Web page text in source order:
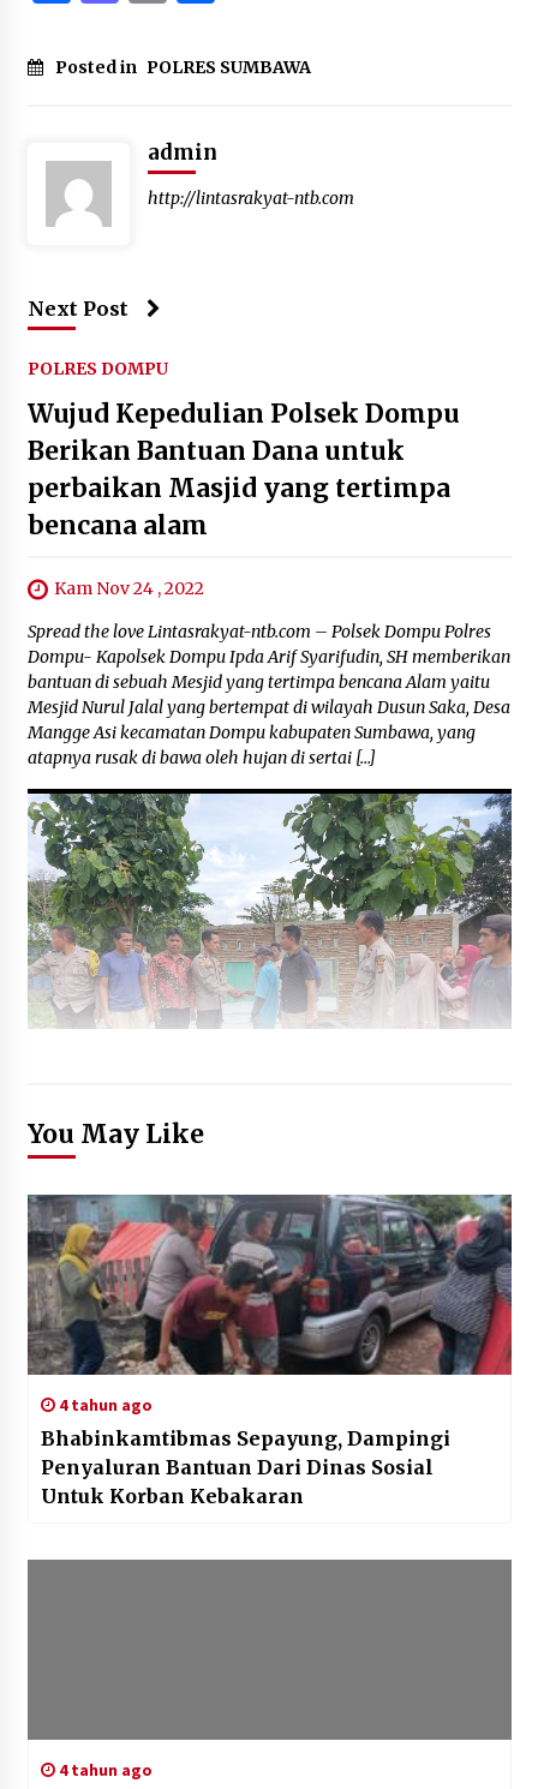
Posted in POLRES SUMBAWA
admin
http://lintasrakyat-ntb.com
Next Post
POLRES DOMPU
Wujud Kepedulian Polsek Dompu
Berikan Bantuan Dana untuk
perbaikan Masjid yang tertimpa
bencana alam
Kam Nov 24 , 2022
Spread the love Lintasrakyat-ntb.com – Polsek Dompu Polres
Dompu- Kapolsek Dompu Ipda Arif Syarifudin, SH memberikan
bantuan di sebuah Mesjid yang tertimpa bencana Alam yaitu
Mesjid Nurul Jalal yang bertempat di wilayah Dusun Saka, Desa
Mangge Asi kecamatan Dompu kabupaten Sumbawa, yang
atapnya rusak di bawa oleh hujan di sertai […]
You May Like
4 tahun ago
Bhabinkamtibmas Sepayung, Dampingi
Penyaluran Bantuan Dari Dinas Sosial
Untuk Korban Kebakaran
4 tahun ago